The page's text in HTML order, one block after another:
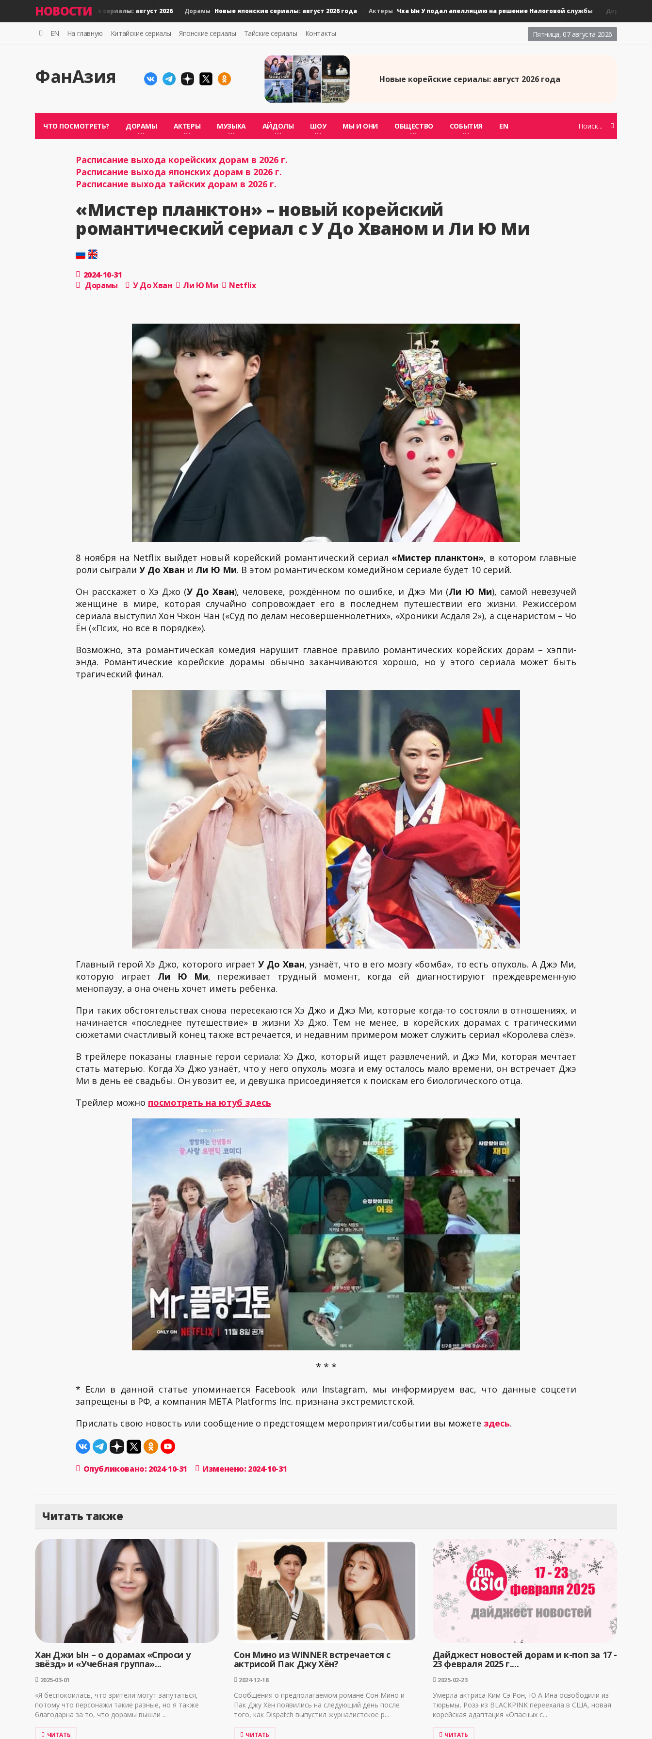
НОВОСТИ
Новые тайские сериалы: август 2026 Дорамы Новые японские сериалы: август 2026 года Актеры Чха Ын У подал апелляцию на решение Налоговой службы Дорамы
Пятница, 07 августа 2026
EN На главную Китайские сериалы Японские сериалы Тайские сериалы Контакты
ФанАзия Новые корейские сериалы: август 2026 года
ЧТО ПОСМОТРЕТЬ? ДОРАМЫ АКТЕРЫ МУЗЫКА АЙДОЛЫ ШОУ МЫ И ОНИ ОБЩЕСТВО СОБЫТИЯ EN
Расписание выхода корейских дорам в 2026 г.
Расписание выхода японских дорам в 2026 г.
Расписание выхода тайских дорам в 2026 г.
«Мистер планктон» – новый корейский
романтический сериал с У До Хваном и Ли Ю Ми
2024-10-31
Дорамы
У До Хван Ли Ю Ми Netflix
8 ноября на Netflix выйдет новый корейский романтический сериал «Мистер планктон», в котором главные
роли сыграли У До Хван и Ли Ю Ми. В этом романтическом комедийном сериале будет 10 серий.
Он расскажет о Хэ Джо (У До Хван), человеке, рождённом по ошибке, и Джэ Ми (Ли Ю Ми), самой невезучей
женщине в мире, которая случайно сопровождает его в последнем путешествии его жизни. Режиссёром
сериала выступил Хон Чжон Чан («Суд по делам несовершеннолетних», «Хроники Асдаля 2»), а сценаристом – Чо
Ён («Псих, но все в порядке»).
Возможно, эта романтическая комедия нарушит главное правило романтических корейских дорам – хэппи-
энда. Романтические корейские дорамы обычно заканчиваются хорошо, но у этого сериала может быть
трагический финал.
Главный герой Хэ Джо, которого играетУ До Хван, узнаёт, что в его мозгу «бомба», то есть опухоль. А Джэ Ми,
которую играет Ли Ю Ми, переживает трудный момент, когда ей диагностируют преждевременную
менопаузу, а она очень хочет иметь ребенка.
При таких обстоятельствах снова пересекаются Хэ Джо и Джэ Ми, которые когда-то состояли в отношениях, и
начинается «последнее путешествие» в жизни Хэ Джо. Тем не менее, в корейских дорамах с трагическими
сюжетами счастливый конец также встречается, и недавним примером может служить сериал «Королева слёз».
В трейлере показаны главные герои сериала: Хэ Джо, который ищет развлечений, и Джэ Ми, которая мечтает
стать матерью. Когда Хэ Джо узнаёт, что у него опухоль мозга и ему осталось мало времени, он встречает Джэ
Ми в день её свадьбы. Он увозит ее, и девушка присоединяется к поискам его биологического отца.
Трейлер можно посмотреть на ютуб здесь
* * *
* Если в данной статье упоминается Facebook или Instagram, мы информируем вас, что данные соцсети
запрещены в РФ, а компания META Platforms Inc. признана экстремистской.
Прислать свою новость или сообщение о предстоящем мероприятии/событии вы можете здесь.
Опубликовано: 2024-10-31 Изменено: 2024-10-31
Читать также
Хан Джи Ын – о дорамах «Спроси у
звёзд» и «Учебная группа»...
2025-03-01
«Я беспокоилась, что зрители могут запутаться,
потому что персонажи такие разные, но я также
благодарна за то, что дорамы вышли ...
ЧИТАТЬ
Сон Мино из WINNER встречается с
актрисой Пак Джу Хён?
2024-12-18
Сообщения о предполагаемом романе Сон Мино и
Пак Джу Хён появились на следующий день после
того, как Dispatch выпустил журналистское р...
ЧИТАТЬ
Дайджест новостей дорам и к-поп за 17 -
23 февраля 2025 г....
2025-02-23
Умерла актриса Ким Сэ Рон, Ю А Ина освободили из
тюрьмы, Розэ из BLACKPINK переехала в США, новая
корейская адаптация «Опасных с...
ЧИТАТЬ